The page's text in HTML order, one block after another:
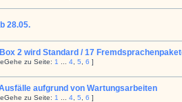
28.05.
2 wird Standard / 17
Gehe zu Seite: 1 4 5 6 ]
aufgrund von Wartungsarbeiten
Gehe zu Seite: 1 4 5 6 ]